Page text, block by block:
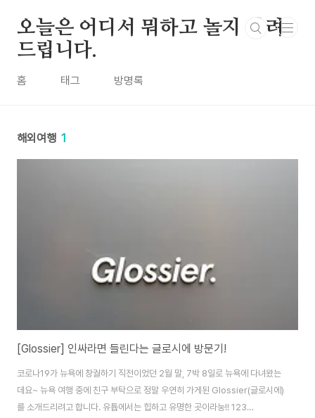
오늘은 어디서 뭐하고 놀지 알려
드립니다.
홈 태그 방명록
해외여행 1
[Glossier] 인싸라면 들린다는 글로시에 방문기!
코로나19가 뉴욕에 창궐하기 직전이었던 2월 말, 7박 8일로 뉴욕에 다녀왔는
데요~ 뉴욕 여행 중에 친구 부탁으로 정말 우연히 가게된 Glossier(글로시에)
를 소개드리려고 합니다. 유튭에서는 힙하고 유명한 곳이라눙!! 123